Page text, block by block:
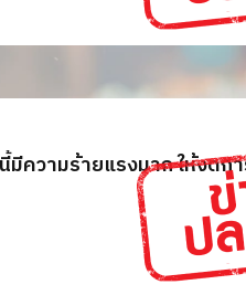
ความร้ายแรงมาก ให้งดก